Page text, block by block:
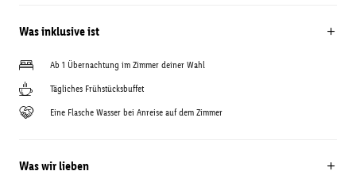
Was inklusive ist
Ab 1 Übernachtung im Zimmer deiner Wahl
Tägliches Frühstücksbuffet
Eine Flasche Wasser bei Anreise auf dem Zimmer
Was wir lieben